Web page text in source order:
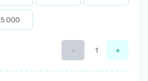
5 000
− +